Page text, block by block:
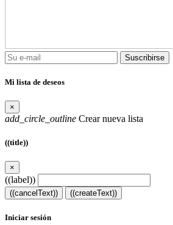
Suscribirse
Mi lista de deseos
×
add_circle_outline Crear nueva lista
((title))
×
((label))
((cancelText)) ((createText))
Iniciar sesión